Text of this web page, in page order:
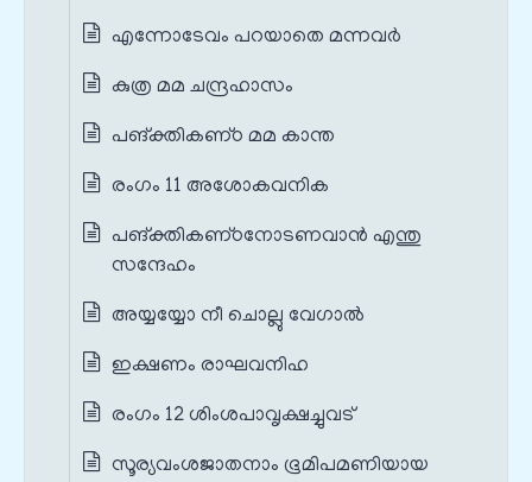
എന്നോടേവം പറയാതെ മന്നവര്‍
കുത്ര മമ ചന്ദ്രഹാസം
പങ്‌ക്തികണ്‌ഠ മമ കാന്ത
രംഗം 11 അശോകവനിക
പങ്‌ക്തികണ്‌ഠനോടണവാന്‍ എന്തു
സന്ദേഹം
അയ്യയ്യോ നീ ചൊല്ലു വേഗാല്‍
ഇക്ഷണം രാഘവനിഹ
രംഗം 12 ശിംശപാവൃക്ഷച്ചുവട്
സൂര്യവംശജാതനാം ഭൂമിപമണിയായ